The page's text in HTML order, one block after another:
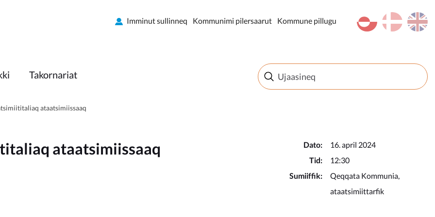
en
da
kl-GL
Imminut sullinneq Kommunimi pilersaarut Kommune pillugu
Takornariat
ataatsimiissaaq
ataatsimiissaaq Dato:
16. april 2024
Tid:
12:30
Sumiiffik:
Qeqqata Kommunia,
ataatsimiittarfik